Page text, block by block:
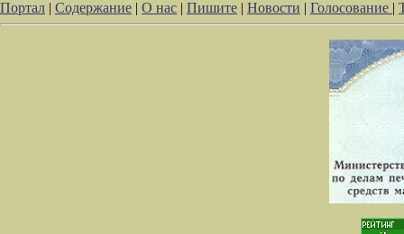
Портал | Содержание | О нас | Пишите | Новости | Голосование |